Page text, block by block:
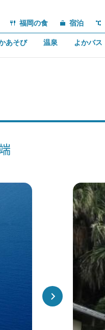
福岡の食 宿泊
あそび 温泉 よかバス